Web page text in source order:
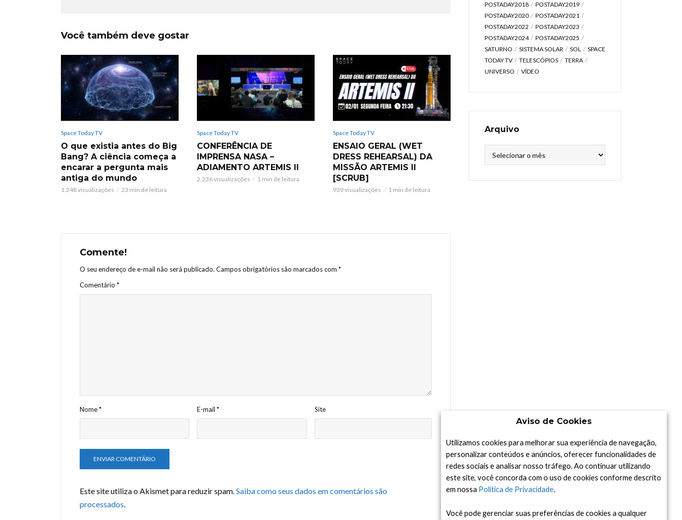
Você também deve gostar
Space Today TV
O que existia antes do Big
Bang? A ciência começa a
encarar a pergunta mais
antiga do mundo
1.248 visualizações 23 min de leitura
Space Today TV
CONFERÊNCIA DE
IMPRENSA NASA –
ADIAMENTO ARTEMIS II
2.236 visualizações 1 min de leitura
Space Today TV
ENSAIO GERAL (WET
DRESS REHEARSAL) DA
MISSÃO ARTEMIS II
[SCRUB]
939 visualizações 1 min de leitura
Comente!
O seu endereço de e-mail não será publicado. Campos obrigatórios são marcados com *
Comentário *
Nome* E-mail* Site
Este site utiliza o Akismet para reduzir spam.Saiba como seus dados em comentários são
processados.
POSTADAY2018
POSTADAY2019
POSTADAY2020
POSTADAY2021
POSTADAY2022
POSTADAY2023
POSTADAY2024
POSTADAY2025
SATURNO
SISTEMA SOLAR SOL
SPACE
TODAY TV
TELESCÓPIOS
TERRA
UNIVERSO
VÍDEO
Arquivo
Aviso de Cookies
Utilizamos cookies para melhorar sua experiência de navegação,
personalizar conteúdos e anúncios, oferecer funcionalidades de
redes sociais e analisar nosso tráfego. Ao continuar utilizando
este site, você concorda com o uso de cookies conforme descrito
em nossa Política de Privacidade.
Você pode gerenciar suas preferências de cookies a qualquer